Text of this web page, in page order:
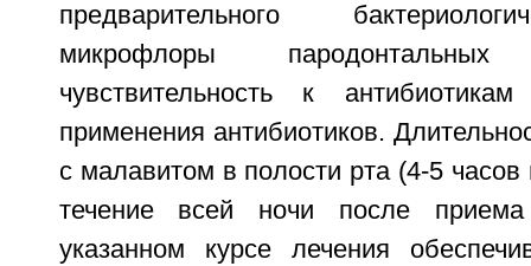
предварительного
микрофлоры
чувствительность к
применения антибиотиков.
с малавитом в полости рта (4-5
течение всей ночи после
указанном курсе лечения